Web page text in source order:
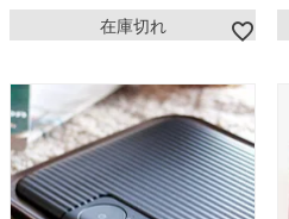
在庫切れ